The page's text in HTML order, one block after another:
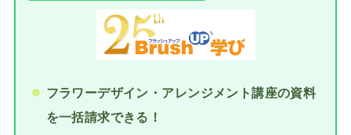
フラワーデザイン・アレンジメント講座の資料
を一括請求できる！